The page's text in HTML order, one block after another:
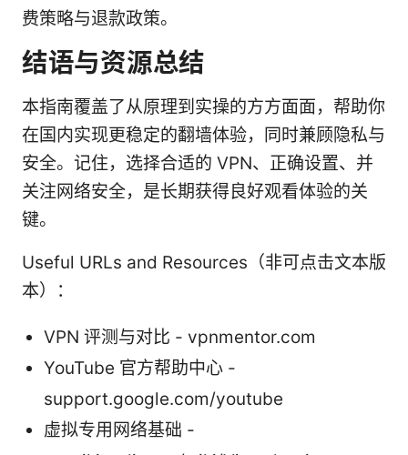
费策略与退款政策。
结语与资源总结
本指南覆盖了从原理到实操的方方面面，帮助你
在国内实现更稳定的翻墙体验，同时兼顾隐私与
安全。记住，选择合适的 VPN、正确设置、并
关注网络安全，是长期获得良好观看体验的关
键。
Useful URLs and Resources（非可点击文本版
本）：
VPN 评测与对比 - vpnmentor.com
YouTube 官方帮助中心 -
support.google.com/youtube
虚拟专用网络基础 -